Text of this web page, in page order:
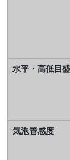
水平・高低目盛
気泡管感度